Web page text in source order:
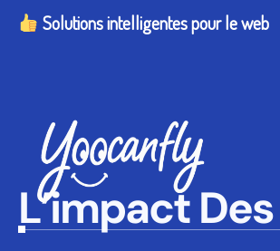
L’impact Des
Solutions intelligentes pour le web